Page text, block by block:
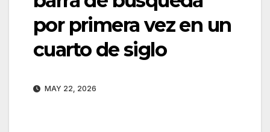
por primera vez en un
cuarto de siglo
MAY 22, 2026